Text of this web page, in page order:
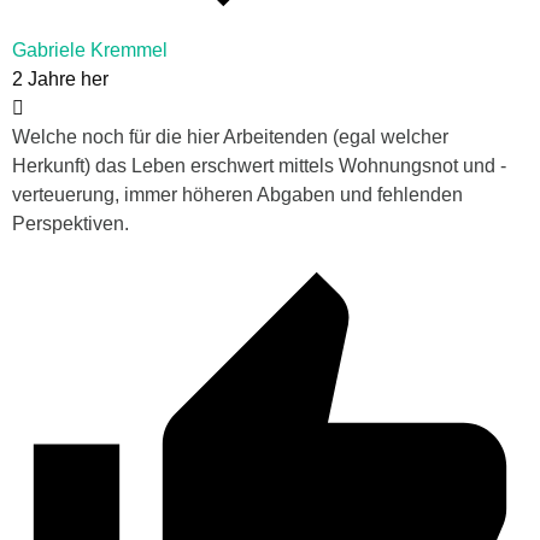
Gabriele Kremmel
2 Jahre her
Welche noch für die hier Arbeitenden (egal welcher
Herkunft) das Leben erschwert mittels Wohnungsnot und -
verteuerung, immer höheren Abgaben und fehlenden
Perspektiven.